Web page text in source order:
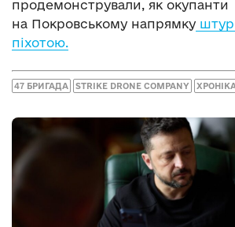
продемонстрували, як окупанти
на Покровському напрямку
піхотою.
47 БРИГАДА STRIKE DRONE COMPANY